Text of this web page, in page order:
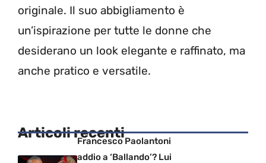
originale. Il suo abbigliamento è
un’ispirazione per tutte le donne che
desiderano un look elegante e raffinato, ma
anche pratico e versatile.
Articoli recentiFrancesco Paolantoni
addio a ‘Ballando’? Lui